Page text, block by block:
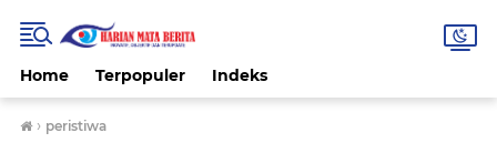
Home Terpopuler Indeks
› peristiwa